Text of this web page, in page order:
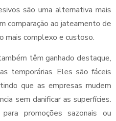
são uma alternativa mais
comparação ao jateamento de
mais complexo e custoso.
têm ganhado destaque,
temporárias. Eles são fáceis
que as empresas mudem
sem danificar as superfícies.
promoções sazonais ou